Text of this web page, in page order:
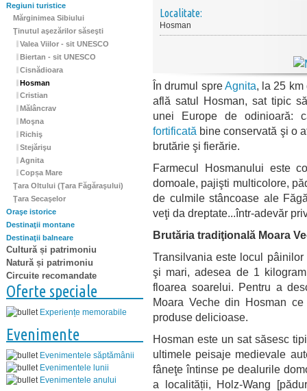
Regiuni turistice
Mărginimea Sibiului
Ţinutul aşezărilor săseşti
Valea Viilor - sit UNESCO
Biertan - sit UNESCO
Cisnădioara
Hosman
Cristian
Mălâncrav
Moşna
Richiş
Stejărişu
Agnita
Copșa Mare
Ţara Oltului (Ţara Făgăraşului)
Ţara Secaşelor
Oraşe istorice
Destinaţii montane
Destinaţii balneare
Cultură și patrimoniu
Natură și patrimoniu
Circuite recomandate
Oferte speciale
Experiențe memorabile
Evenimente
Evenimentele săptămânii
Evenimentele lunii
Evenimentele anului
Localitate:
Hosman
În drumul spreAgnita, la 25
află satul Hosman, sat tipic
unei Europe de odinioară:
fortificată bine conservată şi o
brutărie şi fierărie.
Farmecul Hosmanului este
domoale, pajişti multicolore,
de culmile stâncoase ale
veţi da dreptate...într-adevăr
Brutăria tradiţională Moara
Transilvania este locul pâinilor
şi mari, adesea de 1
floarea soarelui. Pentru a
Moara Veche din Hosman
produse delicioase.
Hosman este un sat săsesc
ultimele peisaje medievale
fâneţe întinse pe dealurile
a localității, Holz-Wang